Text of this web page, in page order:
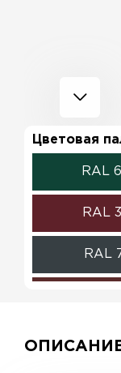
Цветовая
RAL
RAL
RAL
RAL